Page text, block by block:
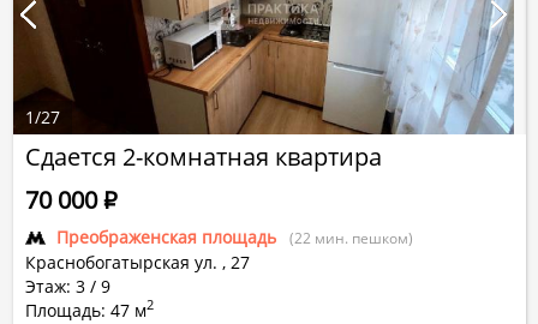
Сдается 2-комнатная квартира
Преображенская площадь (22 мин. пешком)
Краснобогатырская ул. , 27
Этаж: 3 / 9
Площадь: 47 м2
70 000Р
1/27